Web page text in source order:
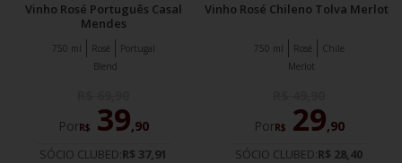
Vinho Rosé Português Casal
Mendes
Rosé Portugal
750 ml
Blend
PorR$ 39,90
SÓCIO CLUBED:R$ 37,91
Vinho Rosé Chileno Tolva Merlot
Rosé Chile
750 ml
Merlot
PorR$ 29,90
SÓCIO CLUBED:R$ 28,40